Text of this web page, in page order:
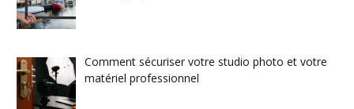
Comment sécuriser votre studio photo et votre
matériel professionnel